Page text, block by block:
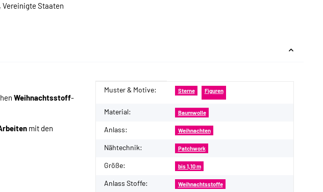
Vereinigte Staaten
Weihnachtsstoff-
mit den
Produkteigenschaft
Wert
Muster & Motive: Sterne Figuren
Material: Baumwolle
Anlass: Weihnachten
Nähtechnik: Patchwork
Größe: bis 1,10 m
Anlass Stoffe: Weihnachtsstoffe